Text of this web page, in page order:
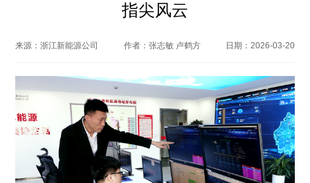
指尖风云
来源：浙江新能源公司 作者： 张志敏 卢鹤方 日期： 2026-03-20